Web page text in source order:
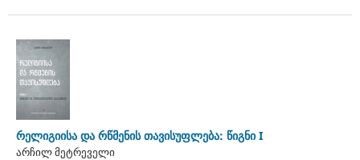
რელიგიისა და რწმენის თავისუფლება: წიგნი I
არჩილ მეტრეველი